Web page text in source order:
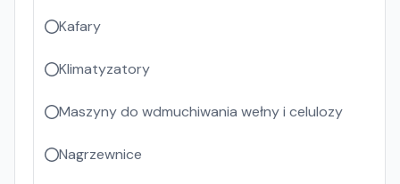
Kafary
Klimatyzatory
Maszyny do wdmuchiwania wełny i celulozy
Nagrzewnice